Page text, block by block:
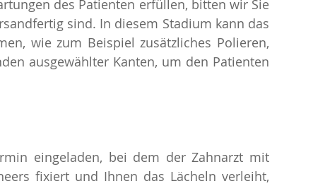
des Patienten erfüllen, bitten wir Sie
sind. In diesem Stadium kann das
wie zum Beispiel zusätzliches Polieren,
ausgewählter Kanten, um den Patienten
eingeladen, bei dem der Zahnarzt mit
fixiert und Ihnen das Lächeln verleiht,